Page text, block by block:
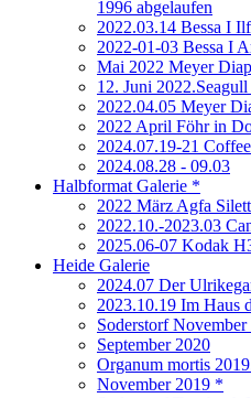
1996 abgelaufen
2022.03.14 Bessa I
2022-01-03 Bessa I
Mai 2022 Meyer
12. Juni
2022.04.05 Meyer
2022 April Föhr in
2024.07.19-21
2024.08.28 - 09.03
Halbformat Galerie *
2022 März Agfa
2022.10.-2023.03
2025.06-07 Kodak
Heide Galerie
2024.07 Der
2023.10.19 Im Haus
Soderstorf
September 2020
Organum mortis
November 2019 *